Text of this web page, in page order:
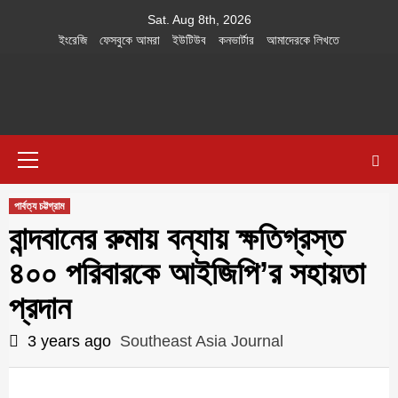
Sat. Aug 8th, 2026
ইংরেজি
ফেসবুকে আমরা ইউটিউব কনভার্টার আমাদেরকে লিখতে
Southeast
Asia Journal
পার্বত্য চট্টগ্রাম
বান্দবানের রুমায় বন্যায় ক্ষতিগ্রস্ত
৪০০ পরিবারকে আইজিপি’র সহায়তা
প্রদান
3 years ago Southeast Asia Journal